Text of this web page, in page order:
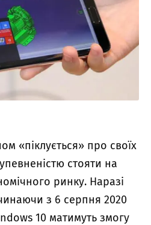
«піклується» про своїх
стояти на
ринку. Наразі
з 6 серпня 2020
10 матимуть змогу